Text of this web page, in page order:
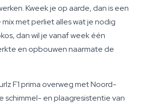
Kweek je op aarde, dan is een
met perliet alles wat je nodig
dan wil je vanaf week één
en opbouwen naarmate de
F1 prima overweg met Noord-
schimmel- en plaagresistentie van